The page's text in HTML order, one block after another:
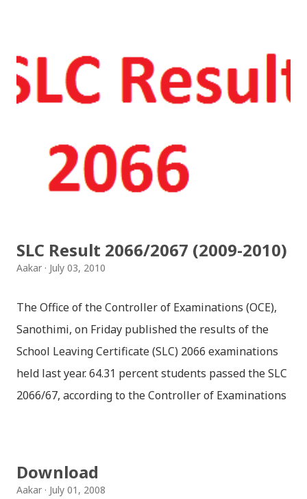
amazed while ending it up. Radha and Krishna are
the eternal lovers. Lord Krishna and Radha are
together since childhood. But in teenage they are
Krishna has to go away leaving Vindraban for
fulfilling the task for which he has taken birth.This
brings tragedy to Radha and all the people in
Later she sets out as a Yogini in a long voyage to
search self, leaving her parents. She is accompanied
SLC Result 2066/2067 (2009-2010)
Aakar July 03, 2010
The Office of the Controller of Examinations (OCE),
Sanothimi, on Friday published the results of the
School Leaving Certificate (SLC) 2066 examinations
held last year. 64.31 percent students passed the SLC
2066/67, according to the Controller of Examinations
Congratulations to all, who passed SLC this year. And
Download
Aakar July 01, 2008